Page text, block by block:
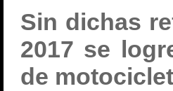
Sin dichas
2017 se
de